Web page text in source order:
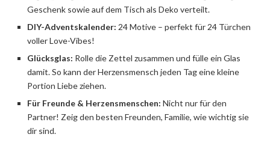
Geschenk sowie auf dem Tisch als Deko verteilt.
DIY-Adventskalender: 24 Motive – perfekt für 24 Türchen
voller Love-Vibes!
Glücksglas: Rolle die Zettel zusammen und fülle ein Glas
damit. So kann der Herzensmensch jeden Tag eine kleine
Portion Liebe ziehen.
Für Freunde & Herzensmenschen: Nicht nur für den
Partner! Zeig den besten Freunden, Familie, wie wichtig sie
dir sind.